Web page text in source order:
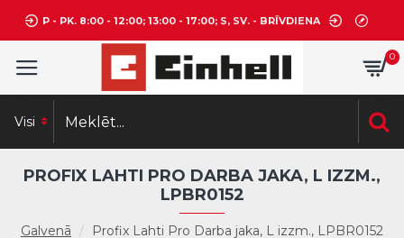
P - PK. 8:00 - 12:00; 13:00 - 17:00; S, SV. - BRĪVDIENA
0
Visi
Galvenā Profix Lahti Pro Darba jaka, L izzm., LPBR0152
PROFIX LAHTI PRO DARBA JAKA, L IZZM.,
LPBR0152